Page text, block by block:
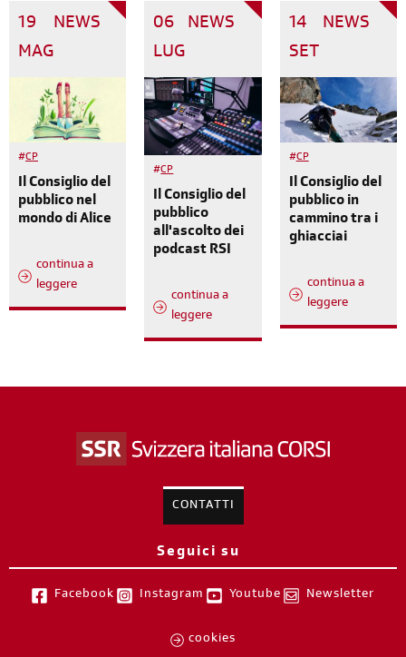
19
MAG
NEWS
#CP
Il Consiglio del
pubblico nel
mondo di Alice
continua a
leggere
06
LUG
NEWS
#CP
Il Consiglio del
pubblico
all'ascolto dei
podcast RSI
continua a
leggere
14
SET
NEWS
#CP
Il Consiglio del
pubblico in
cammino tra i
ghiacciai
continua a
leggere
CONTATTI
Seguici su
Facebook Instagram Youtube Newsletter
cookies